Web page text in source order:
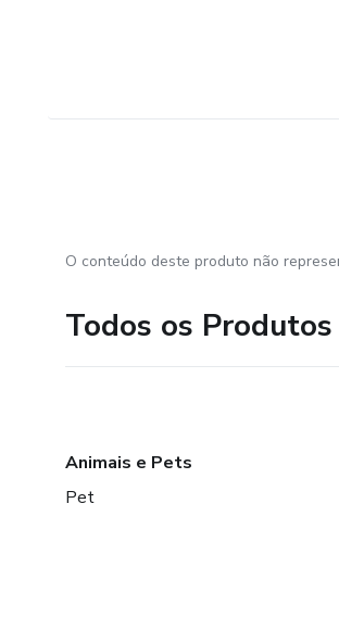
O conteúdo deste produto não
Todos os Produtos
Animais e Pets
Pet